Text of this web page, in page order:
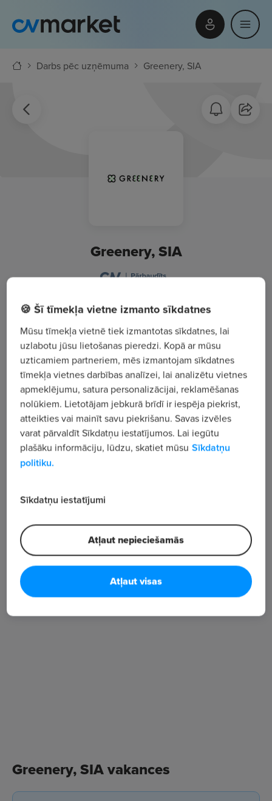
Darbs pēc uzņēmuma Greenery, SIA
Greenery, SIA
Apskatīt visus sludinājumus
Uzņēmuma apraksts
2 831
Skatījumu skaits
Reģ. nr.: 40203226665
Greenery uzņēmums sevī ir apvienojis profesionāļu
komandu ar ilgstošu pieredzi un zināšanām
augstvērtīga dabīga augsnes maisījuma ražošanā.
mikroslātu audzētavu, un nākotnē plānojam izveidot
šādas audzētavas arī pārējās Baltijas valstīs.
Greenery, SIA vakances
🍪 Šī tīmekļa vietne izmanto sīkdatnes
Mūsu tīmekļa vietnē tiek izmantotas sīkdatnes, lai
uzlabotu jūsu lietošanas pieredzi. Kopā ar mūsu
uzticamiem partneriem, mēs izmantojam sīkdatnes
tīmekļa vietnes darbības analīzei, lai analizētu vietnes
apmeklējumu, satura personalizācijai, reklamēšanas
nolūkiem. Lietotājam jebkurā brīdī ir iespēja piekrist,
atteikties vai mainīt savu piekrišanu. Savas izvēles
varat pārvaldīt Sīkdatņu iestatījumos. Lai iegūtu
plašāku informāciju, lūdzu, skatiet mūsu Sīkdatņu
politiku.
Sīkdatņu iestatījumi
Atļaut nepieciešamās
Atļaut visas